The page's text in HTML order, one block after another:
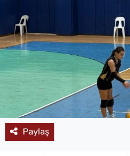
Paylaş